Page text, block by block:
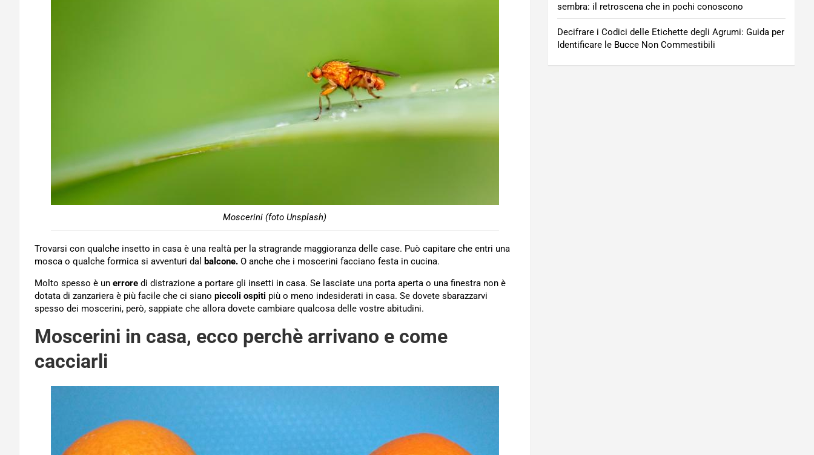
Moscerini (foto Unsplash)
Trovarsi con qualche insetto in casa è una realtà per la stragrande maggioranza delle case. Può capitare che entri una
mosca o qualche formica si avventuri dal balcone. O anche che i moscerini facciano festa in cucina.
Molto spesso è un errore di distrazione a portare gli insetti in casa. Se lasciate una porta aperta o una finestra non è
dotata di zanzariera è più facile che ci siano piccoli ospiti più o meno indesiderati in casa. Se dovete sbarazzarvi
spesso dei moscerini, però, sappiate che allora dovete cambiare qualcosa delle vostre abitudini.
Moscerini in casa, ecco perchè arrivano e come
cacciarli
sembra: il retroscena che in pochi conoscono
Decifrare i Codici delle Etichette degli Agrumi: Guida per
Identificare le Bucce Non Commestibili